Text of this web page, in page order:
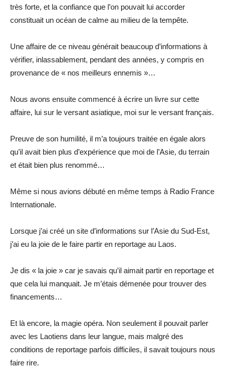
très forte, et la confiance que l’on pouvait lui accorder
constituait un océan de calme au milieu de la tempête.
Une affaire de ce niveau générait beaucoup d’informations à
vérifier, inlassablement, pendant des années, y compris en
provenance de « nos meilleurs ennemis »…
Nous avons ensuite commencé à écrire un livre sur cette
affaire, lui sur le versant asiatique, moi sur le versant français.
Preuve de son humilité, il m’a toujours traitée en égale alors
qu’il avait bien plus d’expérience que moi de l’Asie, du terrain
et était bien plus renommé…
Même si nous avions débuté en même temps à Radio France
Internationale.
Lorsque j’ai créé un site d’informations sur l’Asie du Sud-Est,
j’ai eu la joie de le faire partir en reportage au Laos.
Je dis « la joie » car je savais qu’il aimait partir en reportage et
que cela lui manquait. Je m’étais démenée pour trouver des
financements…
Et là encore, la magie opéra. Non seulement il pouvait parler
avec les Laotiens dans leur langue, mais malgré des
conditions de reportage parfois difficiles, il savait toujours nous
faire rire.